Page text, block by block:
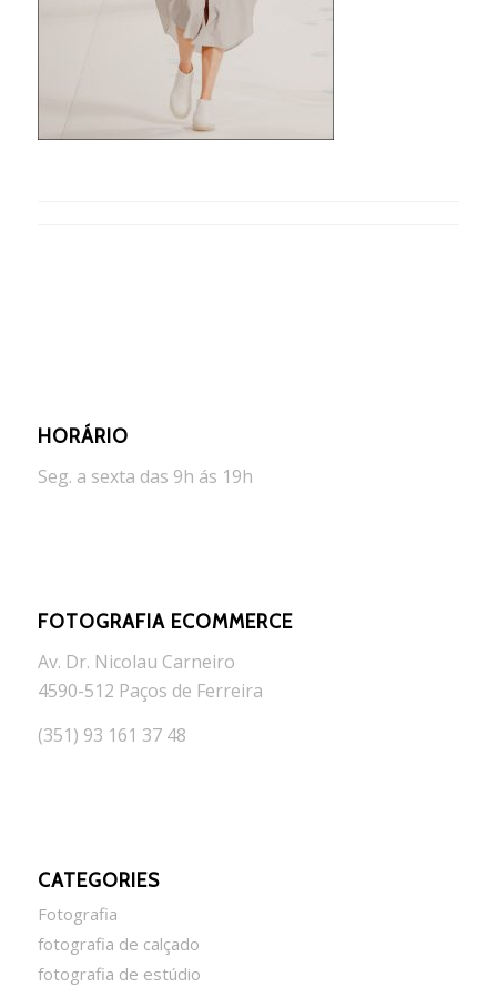
HORÁRIO
Seg. a sexta das 9h ás 19h
FOTOGRAFIA ECOMMERCE
Av. Dr. Nicolau Carneiro
4590-512 Paços de Ferreira
(351) 93 161 37 48
CATEGORIES
Fotografia
fotografia de calçado
fotografia de estúdio